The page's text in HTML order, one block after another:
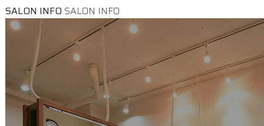
SALON INFO SALON INFO